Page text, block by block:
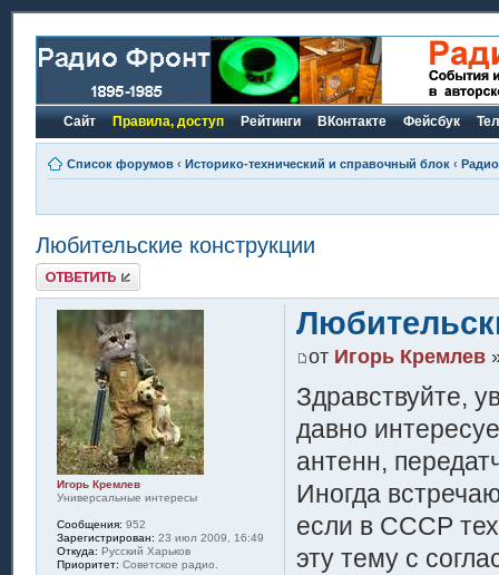
Сайт Правила, доступ Рейтинги ВКонтакте Фейсбук
Список форумов ‹ Историко-технический и справочный блок ‹
Любительские конструкции
Ответить
от Игорь Кремлев
Здравствуйте,
давно
антенн,
Иногда
если в СССР
эту тему с
Игорь Кремлев
Универсальные интересы
Сообщения: 952
Зарегистрирован: 23 июл 2009, 16:49
Откуда: Русский Харьков
Приоритет: Советское радио.